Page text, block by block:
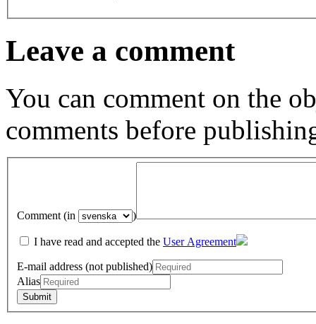
Leave a comment
You can comment on the
comments before
Comment (in )
I have read and accepted the User Agreement
E-mail address (not published)
Alias